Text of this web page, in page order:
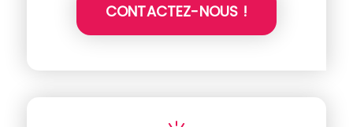
CONTACTEZ-NOUS !